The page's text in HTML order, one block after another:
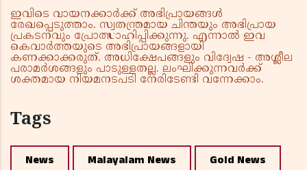
ഇവിടെ വായനക്കാർക്ക് അഭിപ്രായങ്ങൾ
രേഖപ്പെടുത്താം. സ്വതന്ത്രമായ ചിന്തയും അഭിപ്രായ
പ്രകടനവും പ്രോത്സാഹിപ്പിക്കുന്നു. എന്നാൽ ഇവ
കെവാർത്തയുടെ അഭിപ്രായങ്ങളായി
കണക്കാക്കരുത്. അധിക്ഷേപങ്ങളും വിദ്വേഷ - അശ്ലീല
പരാമർശങ്ങളും പാടുള്ളതല്ല. ലംഘിക്കുന്നവർക്ക്
ശക്തമായ നിയമനടപടി നേരിടേണ്ടി വന്നേക്കാം.
Tags
News Malayalam News Gold News